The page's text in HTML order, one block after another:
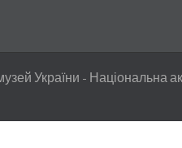
України - Національна